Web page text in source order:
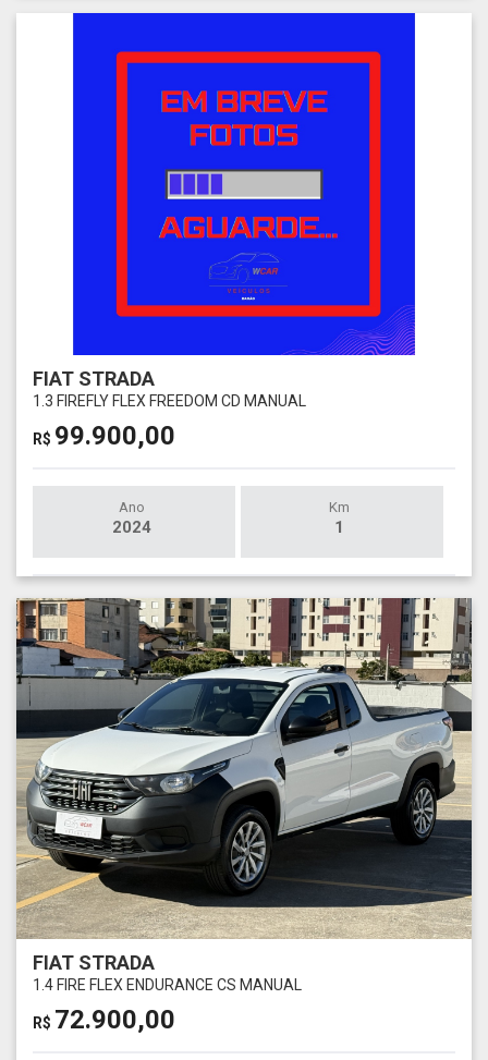
FIAT STRADA
1.3 FIREFLY FLEX FREEDOM CD MANUAL
R$ 99.900,00
Ano
2024
Km
1
FIAT STRADA
1.4 FIRE FLEX ENDURANCE CS MANUAL
R$ 72.900,00